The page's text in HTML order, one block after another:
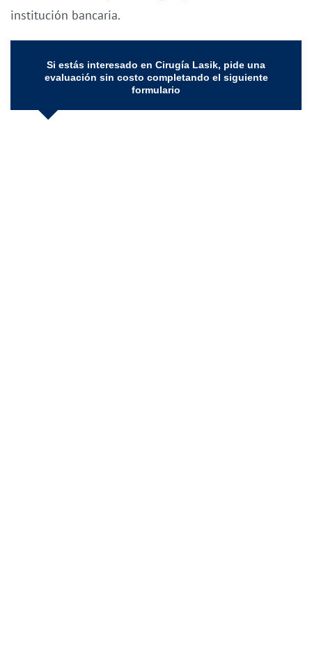
institución bancaria.
Si estás interesado en Cirugía Lasik, pide una
evaluación sin costo completando el siguiente
formulario